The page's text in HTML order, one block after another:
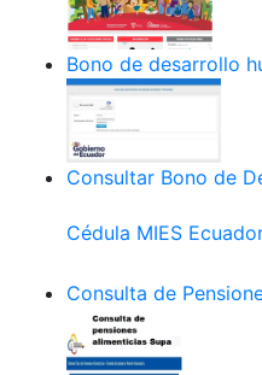
Bono de desarrollo
Consultar Bono de
Cédula MIES
Consulta de